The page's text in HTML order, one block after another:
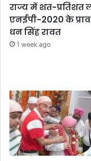
राज्य में शत-प्रतिशत
एनईपी-2020 के
धन सिंह रावत
1 week ago